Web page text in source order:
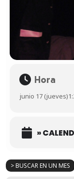
> BUSCAR EN UN MES
Hora
junio 17 (jueves)
»